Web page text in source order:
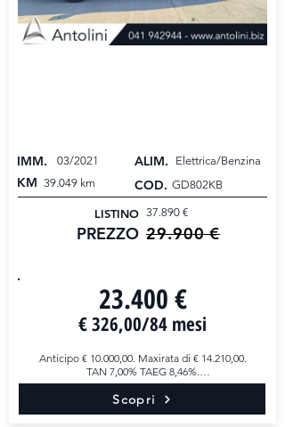
IMM. 03/2021 ALIM. Elettrica/Benzina
KM 39.049 km COD. GD802KB
LISTINO
PREZZO
37.890 €
29.900 €
23.400 €
€ 326,00/84 mesi
Anticipo € 10.000,00. Maxirata di € 14.210,00.
TAN 7,00% TAEG 8,46%.
Esempio di finanziamento completamente
personalizzabile.
Scopri